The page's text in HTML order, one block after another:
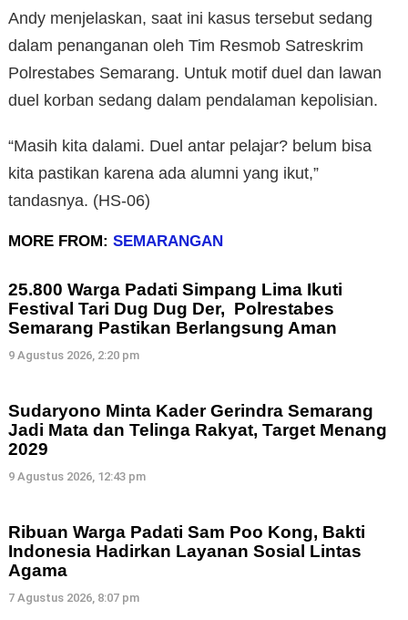
Andy menjelaskan, saat ini kasus tersebut sedang
dalam penanganan oleh Tim Resmob Satreskrim
Polrestabes Semarang. Untuk motif duel dan lawan
duel korban sedang dalam pendalaman kepolisian.
“Masih kita dalami. Duel antar pelajar? belum bisa
kita pastikan karena ada alumni yang ikut,”
tandasnya. (HS-06)
MORE FROM: SEMARANGAN
25.800 Warga Padati Simpang Lima Ikuti
Festival Tari Dug Dug Der, Polrestabes
Semarang Pastikan Berlangsung Aman
9 Agustus 2026, 2:20 pm
Sudaryono Minta Kader Gerindra Semarang
Jadi Mata dan Telinga Rakyat, Target Menang
2029
9 Agustus 2026, 12:43 pm
Ribuan Warga Padati Sam Poo Kong, Bakti
Indonesia Hadirkan Layanan Sosial Lintas
Agama
7 Agustus 2026, 8:07 pm